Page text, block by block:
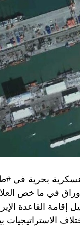
المجتمع الإسرائيلي
قدمه جو بايدن
لفلسطين
وهو من سمح
إنها مستعدة
حكومة وفاق وطني.
أمني للتواجد في محوار
عسكرية بحرية في
في ما خص
القاعدة